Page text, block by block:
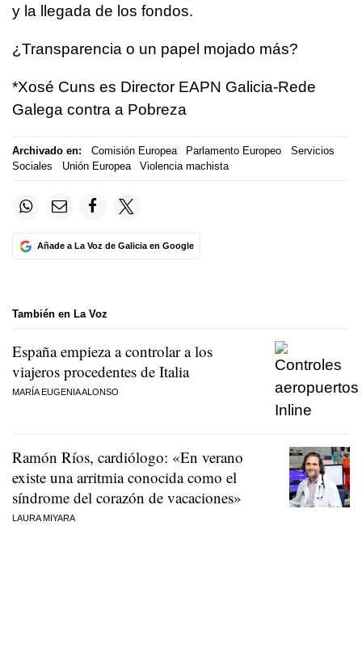
y la llegada de los fondos.
¿Transparencia o un papel mojado más?
*Xosé Cuns es Director EAPN Galicia-Rede
Galega contra a Pobreza
Archivado en: Comisión Europea Parlamento Europeo
Servicios
Sociales
Unión Europea Violencia machista
Añade a La Voz de Galicia en Google
También en La Voz
España empieza a controlar a los
viajeros procedentes de Italia
MARÍA EUGENIA ALONSO
Ramón Ríos, cardiólogo: «En verano
existe una arritmia conocida como el
síndrome del corazón de vacaciones»
LAURA MIYARA